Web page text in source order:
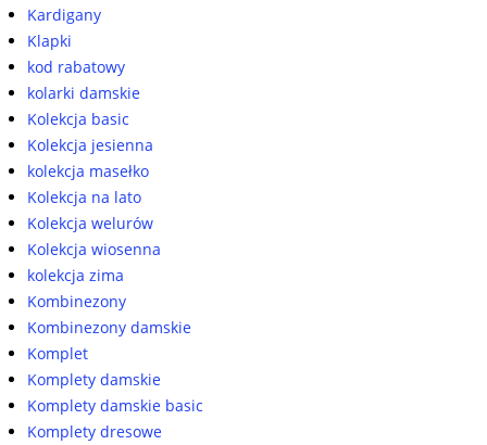
Kardigany
Klapki
kod rabatowy
kolarki damskie
Kolekcja basic
Kolekcja jesienna
kolekcja masełko
Kolekcja na lato
Kolekcja welurów
Kolekcja wiosenna
kolekcja zima
Kombinezony
Kombinezony damskie
Komplet
Komplety damskie
Komplety damskie basic
Komplety dresowe